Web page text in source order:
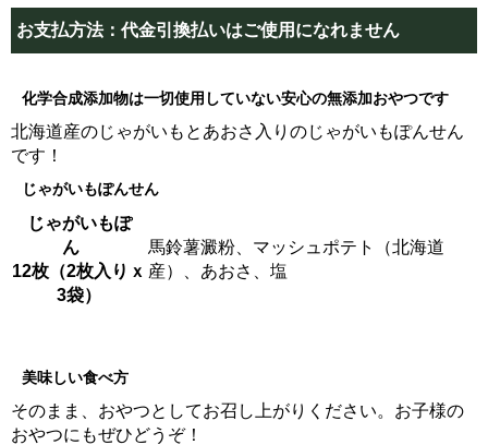
お支払方法：代金引換払いはご使用になれません
化学合成添加物は一切使用していない安心の無添加おやつです
北海道産のじゃがいもとあおさ入りのじゃがいもぽんせん
です！
じゃがいもぽんせん
じゃがいもぽ
ん
12枚（2枚入りｘ
3袋）
馬鈴薯澱粉、マッシュポテト（北海道
産）、あおさ、塩
美味しい食べ方
そのまま、おやつとしてお召し上がりください。お子様の
おやつにもぜひどうぞ！